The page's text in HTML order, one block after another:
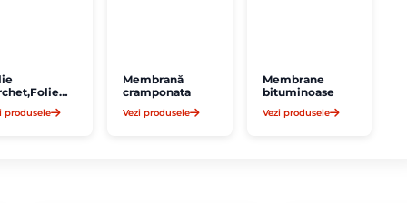
produsele
Membrană
cramponata
Vezi produsele
Membrane
bituminoase
Vezi produsele